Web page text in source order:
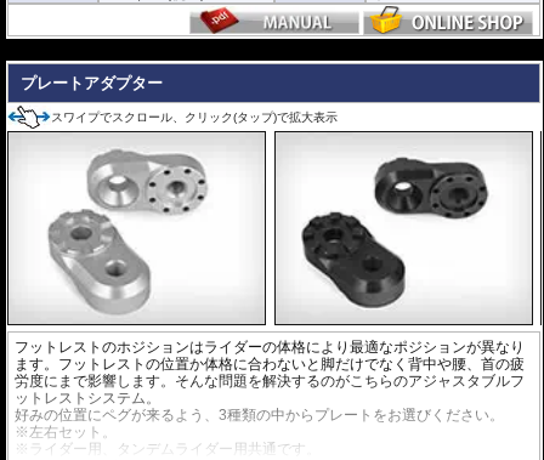
プレートアダプター
スワイプでスクロール、クリック(タップ)で拡大表示
フットレストのホジションはライダーの体格により最適なポジションが異なり
ます。フットレストの位置か体格に合わないと脚だけでなく背中や腰、首の疲
労度にまで影響します。そんな問題を解決するのがこちらのアジャスタブルフ
ットレストシステム。
好みの位置にペグが来るよう、3種類の中からプレートをお選びください。
※左右セット。
※ライダー用、タンデムライダー用共通です。